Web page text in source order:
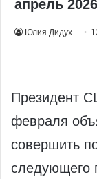
апрель
Юлия Дидух
Президент
февраля
совершить
следующего